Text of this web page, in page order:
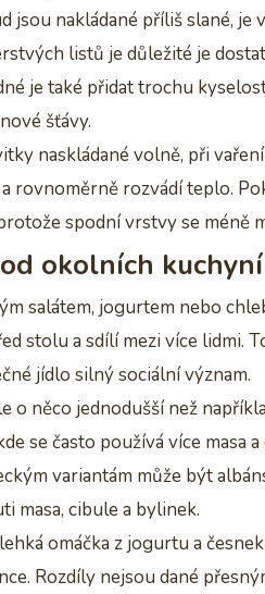
jsou nakládané příliš slané, je
listů je důležité je
je také přidat trochu
šťávy.
naskládané volně, při
rovnoměrně rozvádí teplo.
spodní vrstvy se méně
okolních kuchyní
salátem, jogurtem nebo
stolu a sdílí mezi více lidmi.
jídlo silný sociální význam.
o něco jednodušší než
se často používá více masa a
variantám může být
masa, cibule a bylinek.
omáčka z jogurtu a
Rozdíly nejsou dané